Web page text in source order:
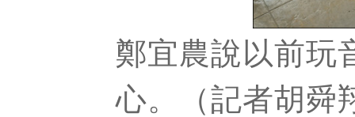
鄭宜農說以前玩
心。（記者胡舜